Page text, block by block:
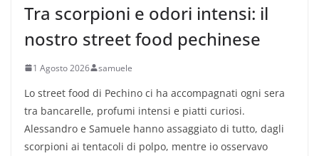
Tra scorpioni e odori intensi: il
nostro street food pechinese
1 Agosto 2026 samuele
Lo street food di Pechino ci ha accompagnati ogni sera
tra bancarelle, profumi intensi e piatti curiosi.
Alessandro e Samuele hanno assaggiato di tutto, dagli
scorpioni ai tentacoli di polpo, mentre io osservavo